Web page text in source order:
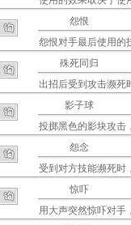
怨恨
怨恨对手最后使用的
殊死同归
出招后受到攻击濒死
影子球
投掷黑色的影块攻击
怨念
受到对方技能濒死时
惊吓
用大声突然惊吓对手